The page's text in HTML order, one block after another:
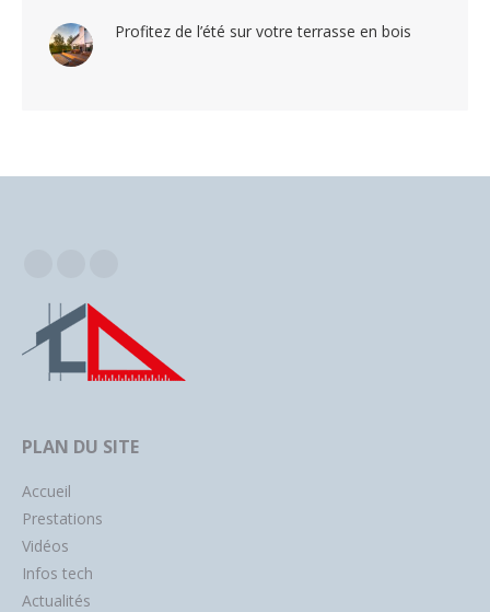
Profitez de l’été sur votre terrasse en bois
PLAN DU SITE
Accueil
Prestations
Vidéos
Infos tech
Actualités